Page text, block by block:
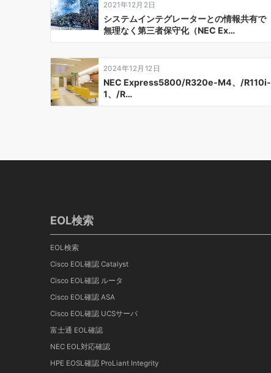
シ
ョ
ン
2021年12月2日
システムインテグレーターとの情報共有で
無理なく第三者保守化（NEC Ex…
2024年12月12日
NEC Express5800/R320e-M4、/R110i-
1、/R…
EOL検索
EOL検索
Cisco EOL確認 Catalyst
Cisco EOL確認 ルータ
Cisco EOL確認 ASA
Cisco EOL確認 UCSサーバ
富士通 EOL確認
NEC EOL対応確認
HPE EOSL確認 ProLiant Integrity